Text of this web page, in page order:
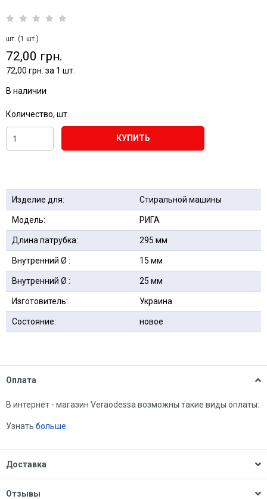
шт. (1 шт.)
72,00 грн.
72,00 грн. за 1 шт.
В наличии
Количество, шт.
КУПИТЬ
Изделие для: Стиральной машины
Модель: РИГА
Длина патрубка: 295 мм
Внутренний Ø : 15 мм
Внутренний Ø : 25 мм
Изготовитель: Украина
Состояние: новое
Оплата
В интернет - магазин Veraodessa возможны такие виды оплаты:
Узнать больше.
Доставка
Отзывы